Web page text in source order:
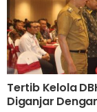
Tertib Kelola
Diganjar